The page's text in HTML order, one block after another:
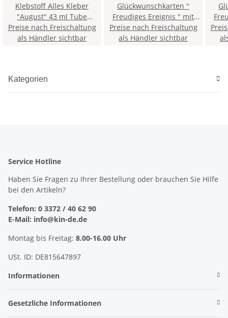
Klebstoff Alles Kleber
"August" 43 ml Tube
Universalklebstoff
Preise nach Freischaltung
als Händler sichtbar
Glückwunschkarten "
Freudiges Ereignis " mit
Versandumschlag , sortiert
Preise nach Freischaltung
als Händler sichtbar
Kategorien
Service Hotline
Haben Sie Fragen zu Ihrer Bestellung oder brauchen Sie Hilfe
bei den Artikeln?
Telefon: 0 3372 / 40 62 90
E-Mail: info@kin-de.de
Montag bis Freitag: 8.00-16.00 Uhr
USt. ID: DE815647897
Informationen
Gesetzliche Informationen